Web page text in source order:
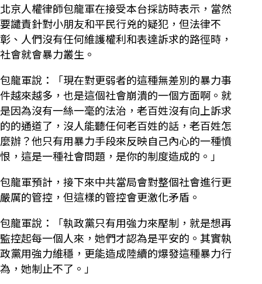
北京人權律師包龍軍在接受本台採訪時表示，當然
要譴責針對小朋友和平民行兇的疑犯，但法律不
彰、人們沒有任何維護權利和表達訴求的路徑時，
社會就會暴力叢生。
包龍軍說：「現在對更弱者的這種無差別的暴力事
件越來越多，也是這個社會崩潰的一個方面啊。就
是因為沒有一絲一毫的法治，老百姓沒有向上訴求
的的通道了，沒人能聽任何老百姓的話，老百姓怎
麼辦？他只有用暴力手段來反映自己內心的一種憤
恨，這是一種社會問題，是你的制度造成的。」
包龍軍預計，接下來中共當局會對整個社會進行更
嚴厲的管控，但這樣的管控會更激化矛盾。
包龍軍說：「執政黨只有用強力來壓制，就是想再
監控起每一個人來，她們才認為是平安的。其實執
政黨用強力維穩，更能造成陸續的爆發這種暴力行
為，她制止不了。」